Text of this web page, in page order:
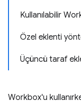
Kullanılabilir
Özel eklenti
Üçüncü taraf
Workbox'u